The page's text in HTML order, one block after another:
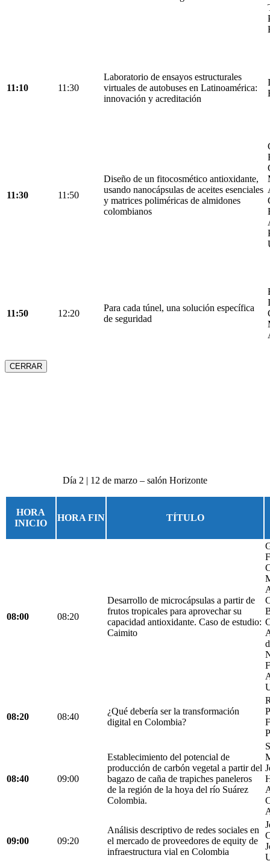
11:10 11:30
Laboratorio de ensayos estructurales
virtuales de autobuses en Latinoamérica:
innovación y acreditación
11:30 11:50
Diseño de un fitocosmético antioxidante,
usando nanocápsulas de aceites esenciales
y matrices poliméricas de almidones
colombianos
11:50 12:20
Para cada túnel, una solución específica
de seguridad
CERRAR
Día 2 | 12 de marzo – salón Horizonte
HORA
INICIO
HORA FIN TÍTULO
08:00 08:20
Desarrollo de microcápsulas a partir de
frutos tropicales para aprovechar su
capacidad antioxidante. Caso de estudio:
Caimito
08:20 08:40
¿Qué debería ser la transformación
digital en Colombia?
08:40 09:00
Establecimiento del potencial de
producción de carbón vegetal a partir del
bagazo de caña de trapiches paneleros
de la región de la hoya del río Suárez
Colombia.
09:00 09:20
Análisis descriptivo de redes sociales en
el mercado de proveedores de equity de
infraestructura vial en Colombia